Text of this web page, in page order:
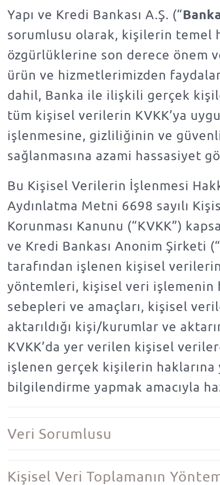
Yapı ve Kredi Bankası A.Ş. (“
sorumlusu olarak, kişilerin temel
özgürlüklerine son derece önem
ürün ve hizmetlerimizden
dahil, Banka ile ilişkili gerçek
tüm kişisel verilerin KVKK’ya
işlenmesine, gizliliğinin ve
sağlanmasına azami hassasiyet
Bu Kişisel Verilerin İşlenmesi
Aydınlatma Metni 6698 sayılı
Korunması Kanunu (“KVKK”)
ve Kredi Bankası Anonim Şirketi
tarafından işlenen kişisel
yöntemleri, kişisel veri işlemenin
sebepleri ve amaçları, kişisel
aktarıldığı kişi/kurumlar ve
KVKK’da yer verilen kişisel
işlenen gerçek kişilerin
bilgilendirme yapmak amacıyla
Veri Sorumlusu
Kişisel Veri Toplamanın